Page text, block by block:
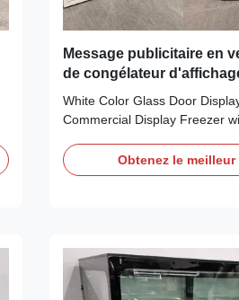
Message publicitaire en
de congélateur
de couleur avec la marque
White Color Glass Door
Commercial Display Freezer
available in 1,2 or 3 door
to edge "frameless" self
Obtenez le